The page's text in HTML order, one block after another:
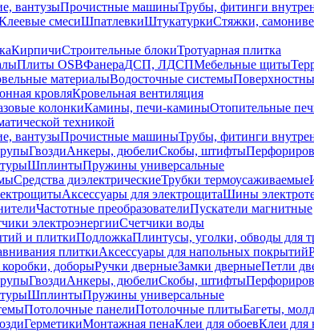
вантузыПрочистные машиныТрубы, фитинги
смесиШпатлевкиШтукатуркиСтяжки,
КирпичиСтроительные блокиТротуарная плитка
Плиты OSBФанераДСП, ЛДСПМебельные щиты
материалыВодосточные системы
кровляКровельная вентиляция
колонкиКамины, печи-каминыОтопительные
техникой
вантузыПрочистные машиныТрубы, фитинги
ГвоздиАнкеры, дюбелиСкобы, штифты
ШплинтыПружины универсальные
Средства диэлектрическиеТрубки термоусаживаемые
Аксессуары для электрощитаШины
Частотные преобразователиПускатели магнитные
электроэнергииСчетчики воды
и плиткиПодложкаПлинтусы, уголки, обводы для
плиткиАксессуары для напольных покрытий
доборыРучки дверныеЗамки дверныеПетли
ГвоздиАнкеры, дюбелиСкобы, штифты
ШплинтыПружины универсальные
Потолочные панелиПотолочные плитыБагеты,
ГерметикиМонтажная пенаКлеи для обоевКлеи для